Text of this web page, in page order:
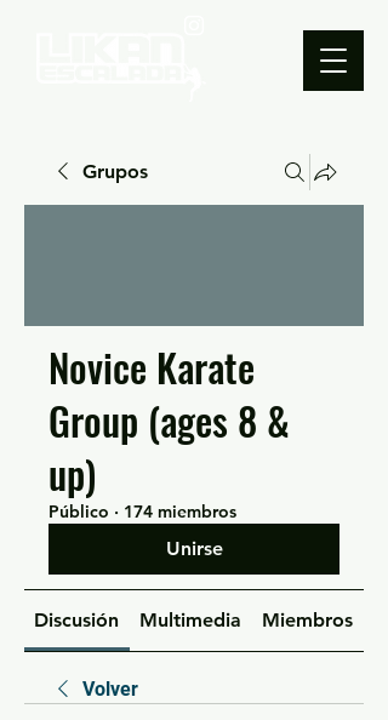
Grupos
Novice Karate
Group (ages 8 &
up)
Público · 174 miembros
Unirse
Discusión Multimedia Miembros
Volver